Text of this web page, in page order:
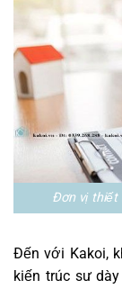
Đơn vị thiết
Đến với Kakoi,
kiến trúc sư